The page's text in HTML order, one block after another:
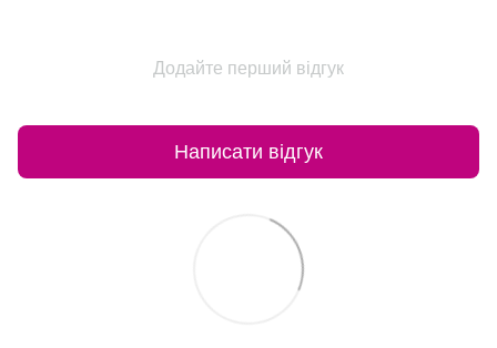
Додайте перший відгук
Написати відгук